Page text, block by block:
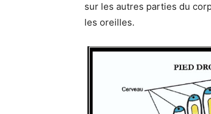
sur les autres parties du
les oreilles.